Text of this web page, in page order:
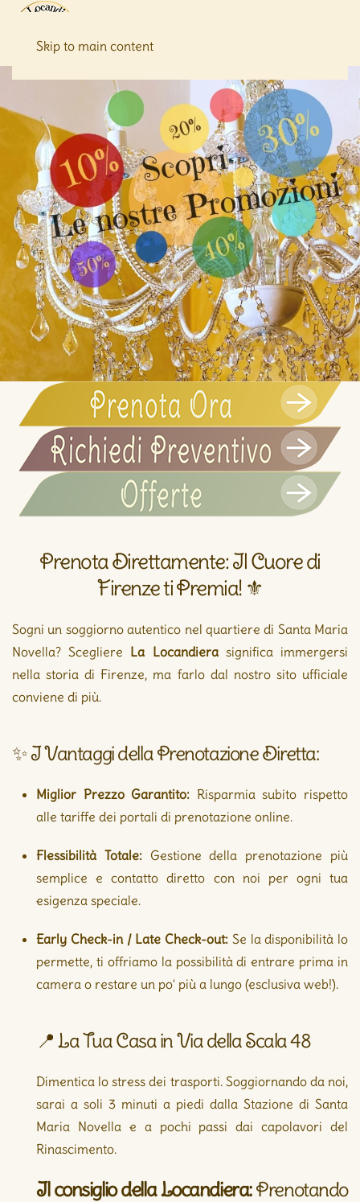
Skip to main content
Prenota Direttamente: Il Cuore di
Firenze ti Premia! ⚜️
Sogni un soggiorno autentico nel quartiere di Santa Maria
Novella? Scegliere La Locandierasignifica immergersi
nella storia di Firenze, ma farlo dal nostro sito ufficiale
conviene di più.
✨ I Vantaggi della Prenotazione Diretta:
Miglior Prezzo Garantito: Risparmia subito rispetto
alle tariffe dei portali di prenotazione online.
Flessibilità Totale:Gestione della prenotazione più
semplice e contatto diretto con noi per ogni tua
esigenza speciale.
Early Check-in / Late Check-out: Se la disponibilità lo
permette, ti offriamo la possibilità di entrare prima in
camera o restare un po' più a lungo (esclusiva web!).
📍 La Tua Casa in Via della Scala 48
Dimentica lo stress dei trasporti. Soggiornando da noi,
sarai a soli 3 minuti a piedi dalla Stazione di Santa
Maria Novella e a pochi passi dai capolavori del
Rinascimento.
Il consiglio della Locandiera:Prenotando